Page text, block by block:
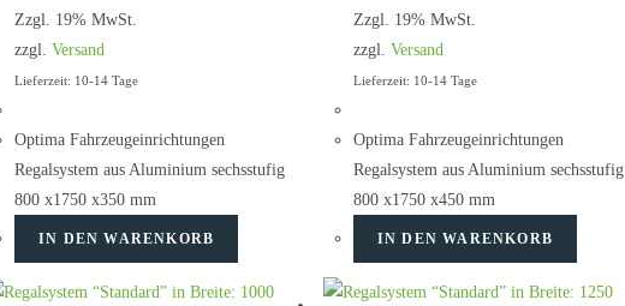
Zzgl. 19% MwSt.
zzgl. Versand
Lieferzeit: 10-14 Tage
Optima Fahrzeugeinrichtungen
Regalsystem aus Aluminium sechsstufig
800 x1750 x350 mm
IN DEN WARENKORB
Zzgl. 19% MwSt.
zzgl. Versand
Lieferzeit: 10-14 Tage
Optima Fahrzeugeinrichtungen
Regalsystem aus Aluminium sechsstufig
800 x1750 x450 mm
IN DEN WARENKORB